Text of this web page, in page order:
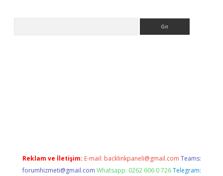
Reklam ve İletişim: E-mail: backlinkpaneli@gmail.com Teams:
forumhizmeti@gmail.com Whatsapp: 0262 606 0 726 Telegram: